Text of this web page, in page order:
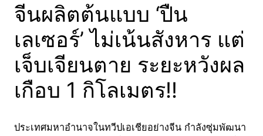
จีนผลิตต้นแบบ ‘ปืน
เลเซอร์’ ไม่เน้นสังหาร แต่
เจ็บเจียนตาย ระยะหวังผล
เกือบ 1 กิโลเมตร!!
ประเทศมหาอำนาจในทวีปเอเชียอย่างจีน กำลังซุ่มพัฒนา